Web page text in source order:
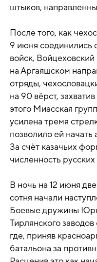
штыков,
После того, как
9 июня соединились
войск,
на Аргаяшском
отряды,
на 90 вёрст,
этого Миасская
усилена тремя
позволило ей
За счёт казачьих
численность
В ночь на 12 июня
сотня начали
Боевые дружины
Тирлянского
где, приняв
батальона за